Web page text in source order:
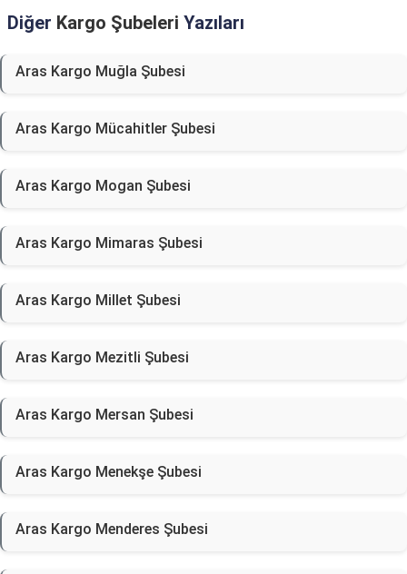
Diğer Kargo Şubeleri Yazıları
Aras Kargo Muğla Şubesi
Aras Kargo Mücahitler Şubesi
Aras Kargo Mogan Şubesi
Aras Kargo Mimaras Şubesi
Aras Kargo Millet Şubesi
Aras Kargo Mezitli Şubesi
Aras Kargo Mersan Şubesi
Aras Kargo Menekşe Şubesi
Aras Kargo Menderes Şubesi